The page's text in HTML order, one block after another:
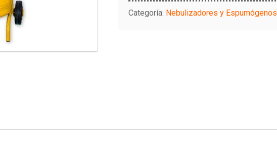
Categoría: Nebulizadores y Espumógenos